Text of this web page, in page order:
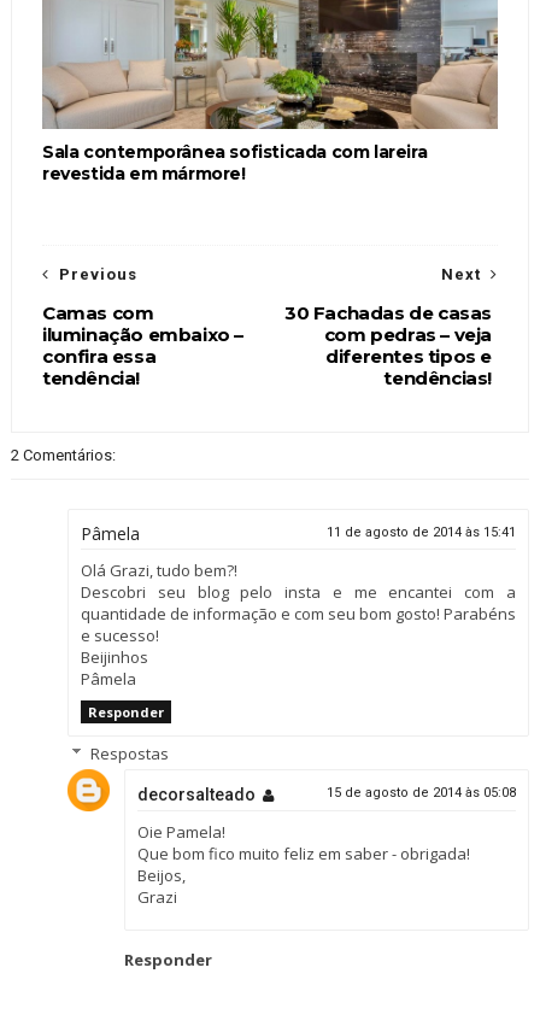
Sala contemporânea sofisticada com lareira
revestida em mármore!
Next
30 Fachadas de casas
com pedras – veja
diferentes tipos e
tendências!
Previous
Camas com
iluminação embaixo –
confira essa
tendência!
2 Comentários:
Pâmela 11 de agosto de 2014 às 15:41
Olá Grazi, tudo bem?!
Descobri seu blog pelo insta e me encantei com a
quantidade de informação e com seu bom gosto! Parabéns
e sucesso!
Beijinhos
Pâmela
Responder
Respostas
decorsalteado 15 de agosto de 2014 às 05:08
Oie Pamela!
Que bom fico muito feliz em saber - obrigada!
Beijos,
Grazi
Responder